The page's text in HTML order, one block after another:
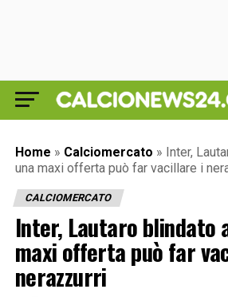
Home » Calciomercato » Inter,
una maxi offerta può far vacillare i
CALCIOMERCATO
Inter, Lautaro blindato
maxi offerta può far
nerazzurri